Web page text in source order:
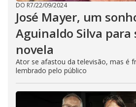
DO R7/22/09/2024
José Mayer, um
Aguinaldo Silva para
novela
Ator se afastou da televisão, mas é
lembrado pelo público